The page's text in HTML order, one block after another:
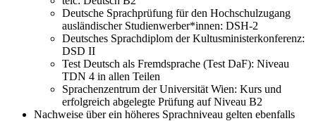
Deutsche Sprachprüfung für den Hochschulzugang
ausländischer Studienwerber*innen: DSH-2
Deutsches Sprachdiplom der Kultusministerkonferenz:
DSD II
Test Deutsch als Fremdsprache (Test DaF): Niveau
TDN 4 in allen Teilen
Sprachenzentrum der Universität Wien: Kurs und
erfolgreich abgelegte Prüfung auf Niveau B2
Nachweise über ein höheres Sprachniveau gelten ebenfalls